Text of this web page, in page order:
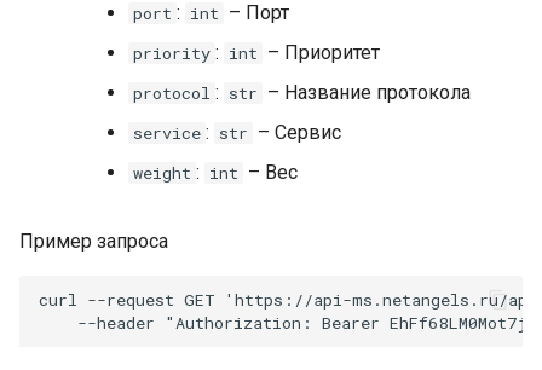
port : int – Порт
priority : int – Приоритет
protocol : str – Название протокола
service : str – Сервис
weight : int – Вес
Пример запроса
curl --request GET
'https://api-ms.netangels.ru/
--header
"Authorization: Bearer